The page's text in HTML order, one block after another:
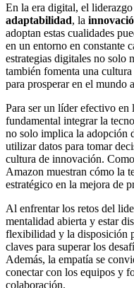
En la era digital, el
adaptabilidad, la
adoptan estas cualidades
en un entorno en constante
estrategias digitales no solo
también fomenta una
para prosperar en el mundo
Para ser un líder efectivo en
fundamental integrar la
no solo implica la adopción
utilizar datos para tomar
cultura de innovación.
Amazon muestran cómo la
estratégico en la mejora de
Al enfrentar los retos del
mentalidad abierta y estar
flexibilidad y la disposición
claves para superar los
Además, la empatía se
conectar con los equipos y
colaboración.